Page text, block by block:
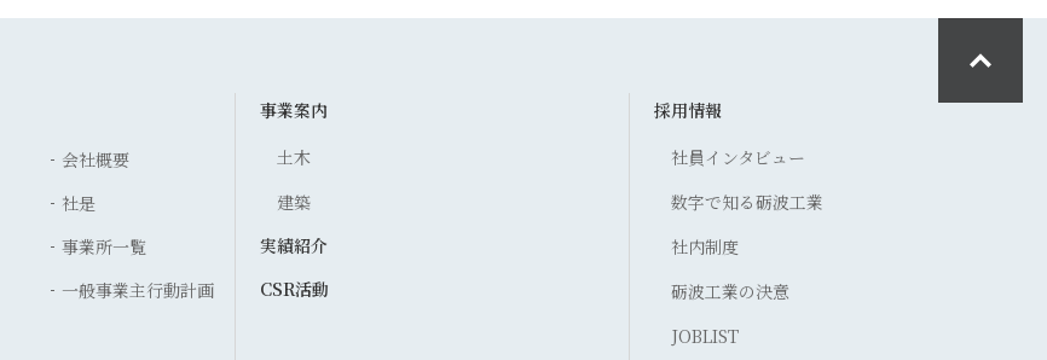
会社概要
社是
事業所一覧
一般事業主行動計画
事業案内
土木
建築
実績紹介
CSR活動
採用情報
社員インタビュー
数字で知る砺波工業
社内制度
砺波工業の決意
JOBLIST